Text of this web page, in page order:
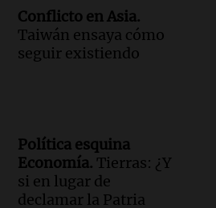
Conflicto en Asia.
Taiwán ensaya cómo
seguir existiendo
Política esquina
Economía. Tierras: ¿Y
si en lugar de
declamar la Patria